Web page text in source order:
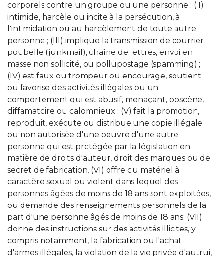
corporels contre un groupe ou une personne ; (II)
intimide, harcèle ou incite à la persécution, à
l'intimidation ou au harcèlement de toute autre
personne ; (III) implique la transmission de courrier
poubelle (junkmail), chaîne de lettres, envoi en
masse non sollicité, ou pollupostage (spamming) ;
(IV) est faux ou trompeur ou encourage, soutient
ou favorise des activités illégales ou un
comportement qui est abusif, menaçant, obscène,
diffamatoire ou calomnieux ; (V) fait la promotion,
reproduit, exécute ou distribue une copie illégale
ou non autorisée d'une oeuvre d'une autre
personne qui est protégée par la législation en
matière de droits d'auteur, droit des marques ou de
secret de fabrication, (VI) offre du matériel à
caractère sexuel ou violent dans lequel des
personnes âgées de moins de 18 ans sont exploitées,
ou demande des renseignements personnels de la
part d'une personne âgés de moins de 18 ans; (VII)
donne des instructions sur des activités illicites, y
compris notamment, la fabrication ou l'achat
d'armes illégales, la violation de la vie privée d'autrui,